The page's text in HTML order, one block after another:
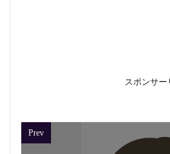
スポンサー
Prev